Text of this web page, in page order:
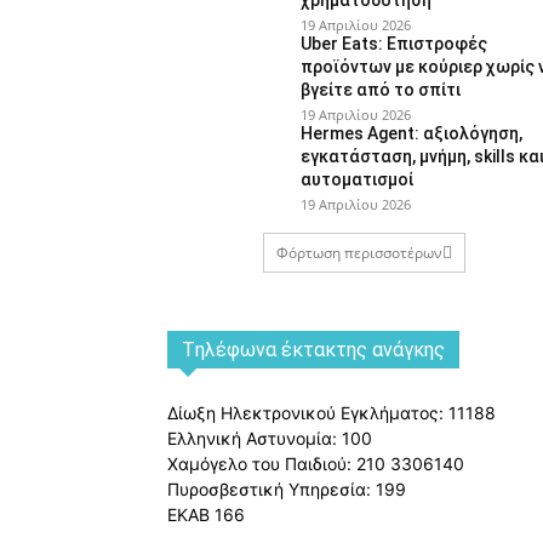
19 Απριλίου 2026
Uber Eats: Επιστροφές
προϊόντων με κούριερ χωρίς
βγείτε από το σπίτι
19 Απριλίου 2026
Hermes Agent: αξιολόγηση,
εγκατάσταση, μνήμη, skills
αυτοματισμοί
19 Απριλίου 2026
Φόρτωση περισσοτέρων
Tηλέφωνα έκτακτης ανάγκης
Δίωξη Ηλεκτρονικού Εγκλήματος: 11188
Ελληνική Αστυνομία: 100
Χαμόγελο του Παιδιού: 210 3306140
Πυροσβεστική Υπηρεσία: 199
ΕΚΑΒ 166